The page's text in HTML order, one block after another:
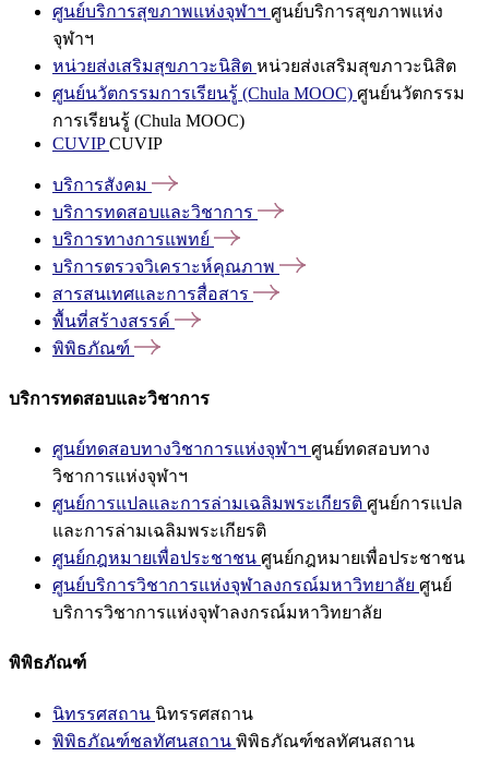
ศูนย์บริการสุขภาพแห่งจุฬาฯ ศูนย์บริการสุขภาพแห่ง
จุฬาฯ
หน่วยส่งเสริมสุขภาวะนิสิต หน่วยส่งเสริมสุขภาวะนิสิต
ศูนย์นวัตกรรมการเรียนรู้ (Chula MOOC) ศูนย์นวัตกรรม
การเรียนรู้ (Chula MOOC)
CUVIPCUVIP
บริการสังคม
บริการทดสอบและวิชาการ
บริการทางการแพทย์
บริการตรวจวิเคราะห์คุณภาพ
สารสนเทศและการสื่อสาร
พื้นที่สร้างสรรค์
พิพิธภัณฑ์
บริการทดสอบและวิชาการ
ศูนย์ทดสอบทางวิชาการแห่งจุฬาฯ ศูนย์ทดสอบทาง
วิชาการแห่งจุฬาฯ
ศูนย์การแปลและการล่ามเฉลิมพระเกียรติ ศูนย์การแปล
และการล่ามเฉลิมพระเกียรติ
ศูนย์กฎหมายเพื่อประชาชน ศูนย์กฎหมายเพื่อประชาชน
ศูนย์บริการวิชาการแห่งจุฬาลงกรณ์มหาวิทยาลัย ศูนย์
บริการวิชาการแห่งจุฬาลงกรณ์มหาวิทยาลัย
พิพิธภัณฑ์
นิทรรศสถาน นิทรรศสถาน
พิพิธภัณฑ์ชลทัศนสถาน พิพิธภัณฑ์ชลทัศนสถาน